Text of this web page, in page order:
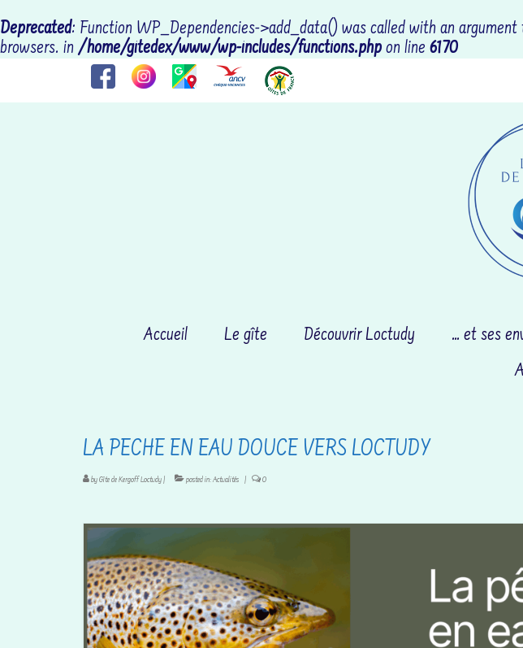
Deprecated: Function WP_Dependencies->add_data() was called with an
browsers. in/home/gitedex/www/wp-includes/functions.php on line 6170
Accueil Le gîte Découvrir Loctudy … et ses
LA PECHE EN EAU DOUCE VERS LOCTUDY
byGîte de Kergoff Loctudy| posted in:Actualités | 0